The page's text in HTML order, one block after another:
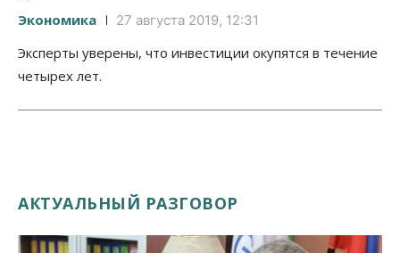
Экономика 27 августа 2019, 12:31
Эксперты уверены, что инвестиции окупятся в течение
четырех лет.
АКТУАЛЬНЫЙ РАЗГОВОР